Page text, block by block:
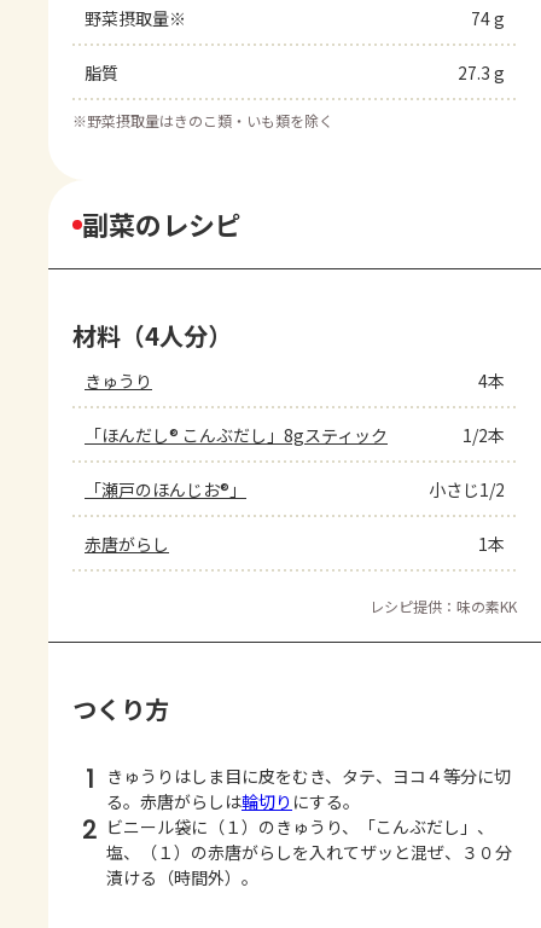
野菜摂取量※ 74 g
脂質 27.3 g
※野菜摂取量はきのこ類・いも類を除く
副菜のレシピ
材料（4人分）
きゅうり 4本
「ほんだし® こんぶだし」8gスティック 1/2本
「瀬戸のほんじお®」 小さじ1/2
赤唐がらし 1本
レシピ提供：味の素KK
つくり方
1
きゅうりはしま目に皮をむき、タテ、ヨコ４等分に切
る。赤唐がらしは輪切り にする。
2 ビニール袋に（１）のきゅうり、「こんぶだし」、
塩、（１）の赤唐がらしを入れてザッと混ぜ、３０分
漬ける（時間外）。